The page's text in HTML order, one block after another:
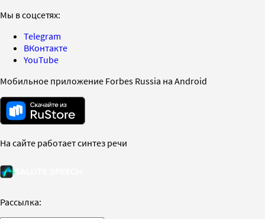
Мы в соцсетях:
Telegram
ВКонтакте
YouTube
Мобильное приложение Forbes Russia на Android
На сайте работает синтез речи
Рассылка: